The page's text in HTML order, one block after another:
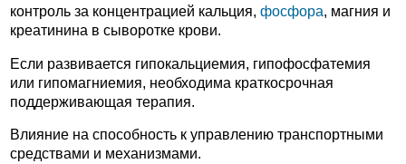
контроль за концентрацией кальция, фосфора, магния и
креатинина в сыворотке крови.
Если развивается гипокальциемия, гипофосфатемия
или гипомагниемия, необходима краткосрочная
поддерживающая терапия.
Влияние на способность к управлению транспортными
средствами и механизмами.